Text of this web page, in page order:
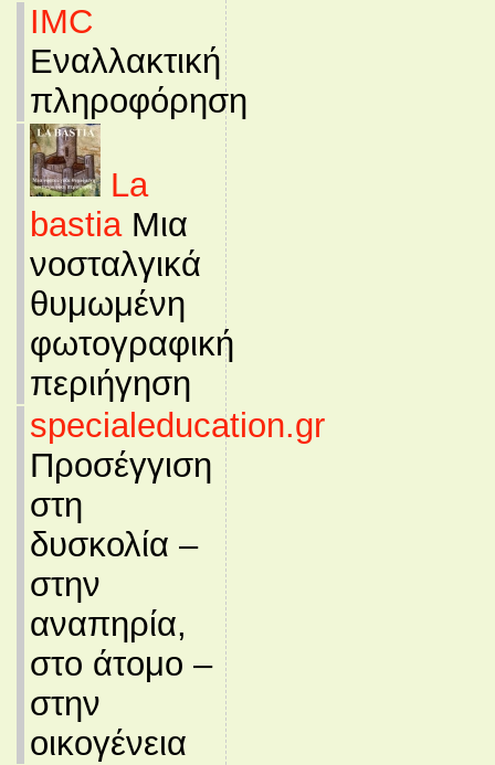
IMC
Εναλλακτική
πληροφόρηση
La
bastiaΜια
νοσταλγικά
θυμωμένη
φωτογραφική
περιήγηση
specialeducation.gr
Προσέγγιση
στη
δυσκολία –
στην
αναπηρία,
στο άτομο –
στην
οικογένεια